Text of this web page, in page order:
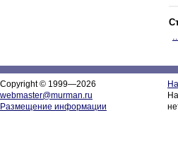
Copyright © 1999—2026
webmaster@murman.ru
Размещение информации